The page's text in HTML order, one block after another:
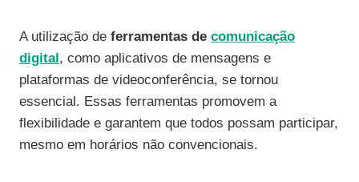
A utilização de ferramentas de comunicação
digital , como aplicativos de mensagens e
plataformas de videoconferência, se tornou
essencial. Essas ferramentas promovem a
flexibilidade e garantem que todos possam participar,
mesmo em horários não convencionais.